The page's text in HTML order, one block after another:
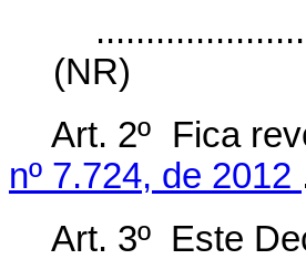
(NR)
Art. 2º Fica
nº 7.724, de 2012
Art. 3º Este